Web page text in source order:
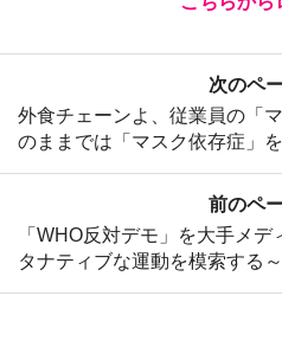
前のペ
「WHO反対デモ」を大手メ
タナティブな運動を模索する～
次のペ
外食チェーンよ、従業員の「
のままでは「マスク依存症」